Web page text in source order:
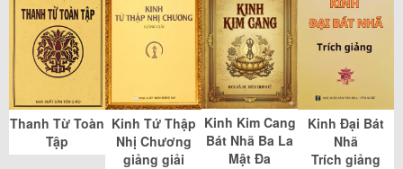
Thanh Từ Toàn
Tập
Kinh Tứ Thập
Nhị Chương
giảng giải
Kinh Kim Cang
Bát Nhã Ba La
Mật Đa
Kinh Đại Bát
Nhã
Trích giảng